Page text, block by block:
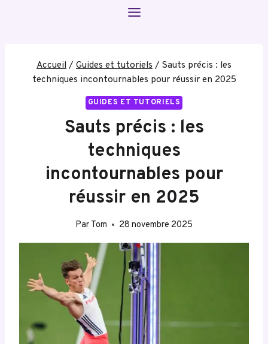
Accueil / Guides et tutoriels / Sauts précis : les
techniques incontournables pour réussir en 2025
GUIDES ET TUTORIELS
Sauts précis : les
techniques
incontournables pour
réussir en 2025
Par Tom 28 novembre 2025